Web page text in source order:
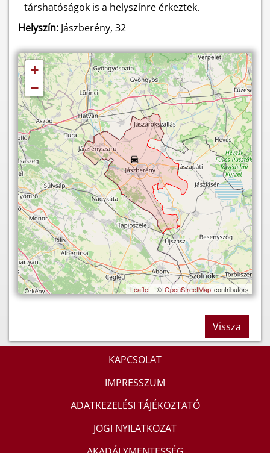
társhatóságok is a helyszínre érkeztek.
Helyszín: Jászberény, 32
+
−
Leaflet | © OpenStreetMap contributors
Vissza
KAPCSOLAT
IMPRESSZUM
ADATKEZELÉSI TÁJÉKOZTATÓ
JOGI NYILATKOZAT